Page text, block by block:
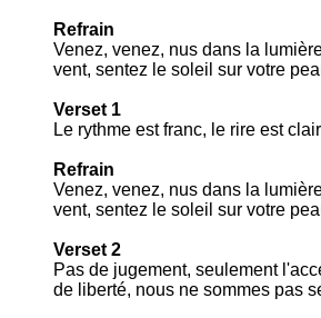
Refrain
Venez, venez, nus dans la
vent, sentez le soleil sur votre
Verset 1
Le rythme est franc, le rire est
Refrain
Venez, venez, nus dans la
vent, sentez le soleil sur votre
Verset 2
Pas de jugement, seulement
de liberté, nous ne sommes pas